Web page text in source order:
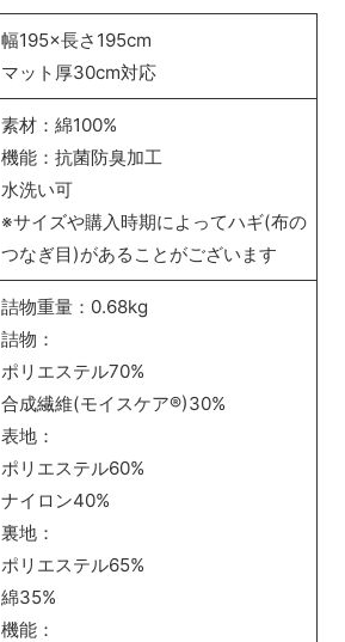
幅195×長さ195cm
マット厚30cm対応
素材：綿100%
機能：抗菌防臭加工
水洗い可
※サイズや購入時期によってハギ(布の
つなぎ目)があることがございます
詰物重量：0.68kg
詰物：
ポリエステル70%
合成繊維(モイスケア®)30%
表地：
ポリエステル60%
ナイロン40%
裏地：
ポリエステル65%
綿35%
機能：